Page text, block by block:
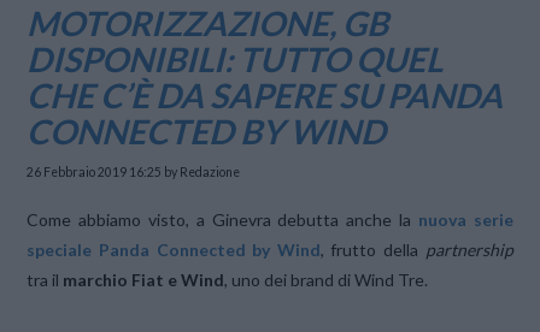
MOTORIZZAZIONE, GB
DISPONIBILI: TUTTO QUEL
CHE C’È DA SAPERE SU PANDA
CONNECTED BY WIND
26 Febbraio 2019 16:25 by Redazione
Come abbiamo visto, a Ginevra debutta anche la nuova serie
speciale Panda Connected by Wind, frutto della partnership
tra il marchio Fiat e Wind, uno dei brand di Wind Tre.